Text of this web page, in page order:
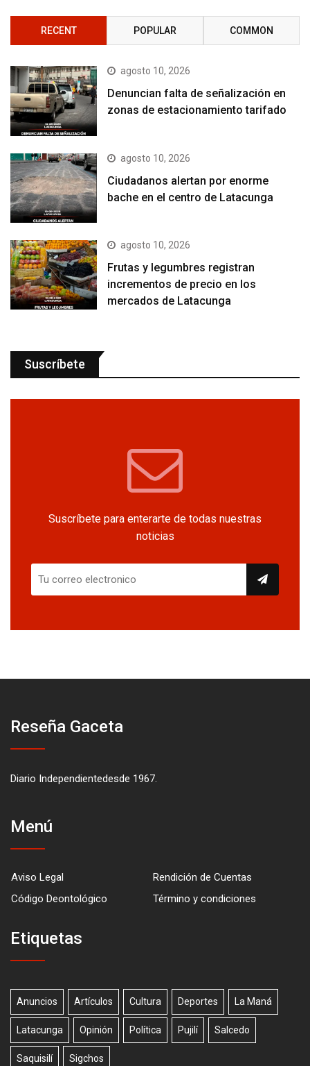
RECENT POPULAR COMMON
agosto 10, 2026
Denuncian falta de señalización en
zonas de estacionamiento tarifado
agosto 10, 2026
Ciudadanos alertan por enorme
bache en el centro de Latacunga
agosto 10, 2026
Frutas y legumbres registran
incrementos de precio en los
mercados de Latacunga
Suscríbete
Suscríbete para enterarte de todas nuestras
noticias
Reseña Gaceta
Diario Independientedesde 1967.
Menú
Aviso Legal
Rendición de Cuentas
Código Deontológico
Término y condiciones
Etiquetas
Anuncios Artículos Cultura Deportes La Maná
Latacunga Opinión Política Pujilí Salcedo
Saquisilí Sigchos